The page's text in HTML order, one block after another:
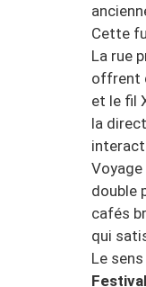
Cette
La rue
offrent
et le fil
la
double
cafés
qui
Le